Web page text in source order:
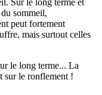
Sur le long terme et
sommeil,
peut fortement
mais surtout celles
le long terme... La
sur le ronflement !